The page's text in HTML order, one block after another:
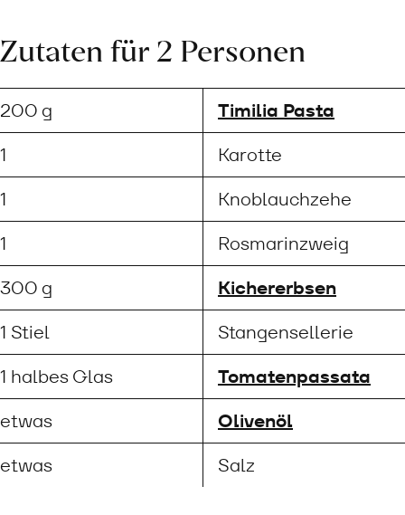
Zutaten für 2 Personen
200 g
Timilia Pasta
1
Karotte
1
Knoblauchzehe
1
Rosmarinzweig
300 g
Kichererbsen
1 Stiel
Stangensellerie
1 halbes Glas
Tomatenpassata
etwas
Olivenöl
etwas
Salz